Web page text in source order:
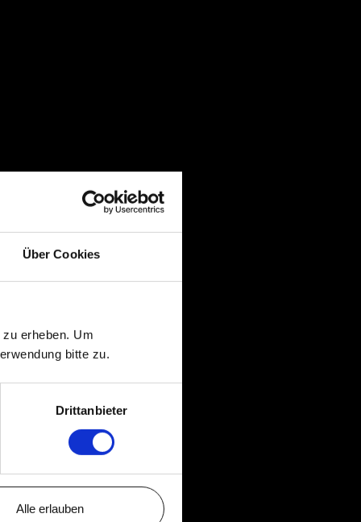
Über Cookies
erheben. Um
bitte zu.
Drittanbieter
Alle erlauben